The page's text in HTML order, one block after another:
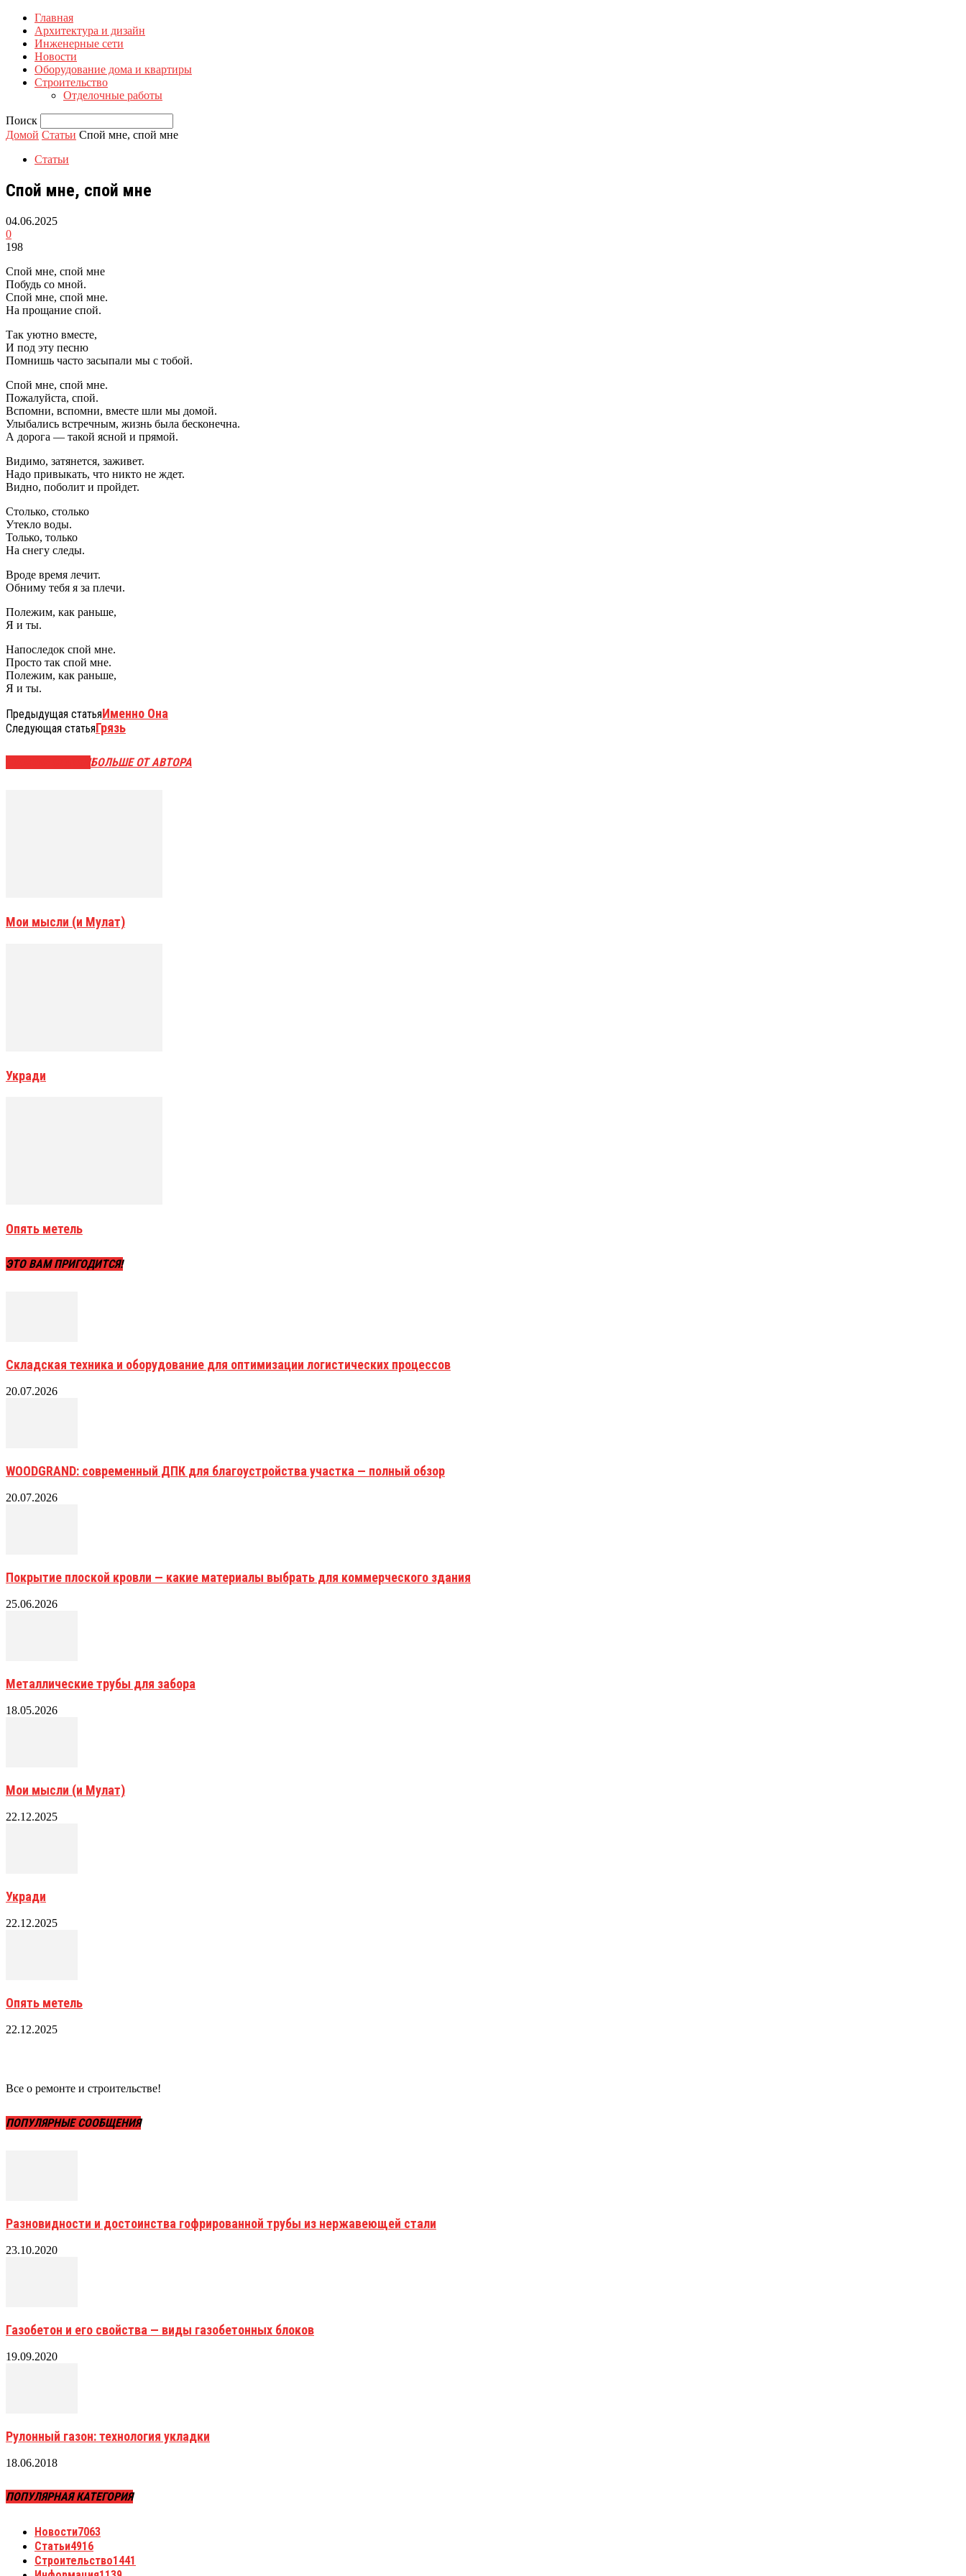
Главная
Архитектура и дизайн
Инженерные сети
Новости
Оборудование дома и квартиры
Строительство
Отделочные работы
Поиск
Домой Статьи Спой мне, спой мне
Статьи
Спой мне, спой мне
04.06.2025
0
198
Спой мне, спой мне
Побудь со мной.
Спой мне, спой мне.
На прощание спой.
Так уютно вместе,
И под эту песню
Помнишь часто засыпали мы с тобой.
Спой мне, спой мне.
Пожалуйста, спой.
Вспомни, вспомни, вместе шли мы домой.
Улыбались встречным, жизнь была бесконечна.
А дорога — такой ясной и прямой.
Видимо, затянется, заживет.
Надо привыкать, что никто не ждет.
Видно, поболит и пройдет.
Столько, столько
Утекло воды.
Только, только
На снегу следы.
Вроде время лечит.
Обниму тебя я за плечи.
Полежим, как раньше,
Я и ты.
Напоследок спой мне.
Просто так спой мне.
Полежим, как раньше,
Я и ты.
Предыдущая статьяИменно Она
Следующая статьяГрязь
БОЛЬШЕ ОТ АВТОРА
Мои мысли (и Мулат)
Укради
Опять метель
ЭТО ВАМ ПРИГОДИТСЯ!
Складская техника и оборудование для оптимизации логистических процессов
20.07.2026
WOODGRAND: современный ДПК для благоустройства участка — полный обзор
20.07.2026
Покрытие плоской кровли — какие материалы выбрать для коммерческого здания
25.06.2026
Металлические трубы для забора
18.05.2026
Мои мысли (и Мулат)
22.12.2025
Укради
22.12.2025
Опять метель
22.12.2025
Все о ремонте и строительстве!
ПОПУЛЯРНЫЕ СООБЩЕНИЯ
Разновидности и достоинства гофрированной трубы из нержавеющей стали
23.10.2020
Газобетон и его свойства — виды газобетонных блоков
19.09.2020
Рулонный газон: технология укладки
18.06.2018
ПОПУЛЯРНАЯ КАТЕГОРИЯ
Новости7063
Статьи4916
Строительство1441